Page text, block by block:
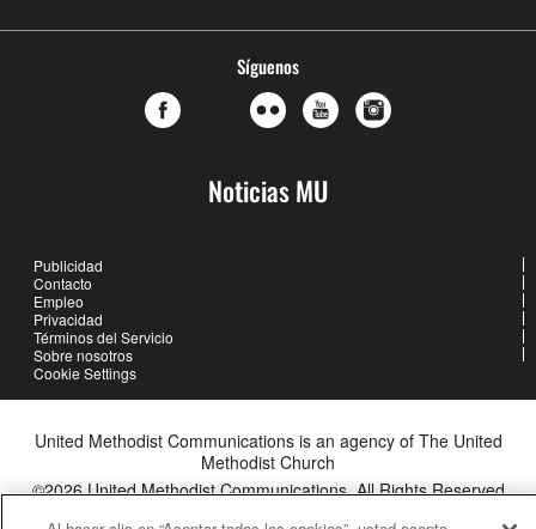
Síguenos
Noticias MU
Publicidad
Contacto
Empleo
Privacidad
Términos del Servicio
Sobre nosotros
Cookie Settings
United Methodist Communications is an agency of The United
Methodist Church
©2026United Methodist Communications. All Rights Reserved